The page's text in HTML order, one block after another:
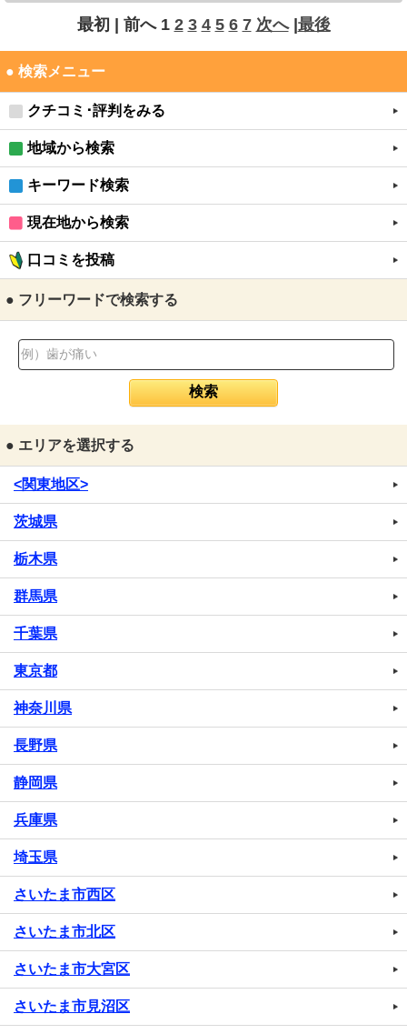
最初 | 前へ 1 2 3 4 5 6 7 次へ|最後
● 検索メニュー
クチコミ･評判をみる
地域から検索
キーワード検索
現在地から検索
口コミを投稿
● フリーワードで検索する
● エリアを選択する
<関東地区>
茨城県
栃木県
群馬県
千葉県
東京都
神奈川県
長野県
静岡県
兵庫県
埼玉県
さいたま市西区
さいたま市北区
さいたま市大宮区
さいたま市見沼区